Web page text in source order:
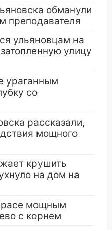
обманули
преподавателя
ульяновцам на
улицу
ураганным
со
рассказали,
мощного
крушить
на дом на
мощным
с корнем